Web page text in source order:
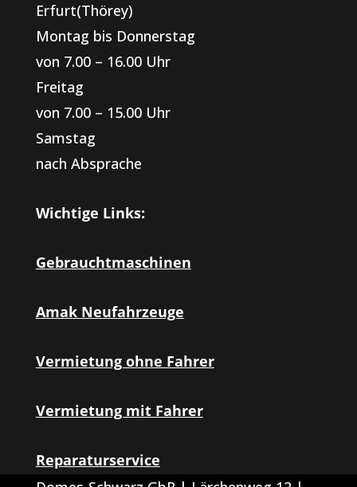
Erfurt(Thörey)
Montag bis Donnerstag
von 7.00 – 16.00 Uhr
Freitag
von 7.00 – 15.00 Uhr
Samstag
nach Absprache
Wichtige Links:
Gebrauchtmaschinen
Amak Neufahrzeuge
Vermietung ohne Fahrer
Vermietung mit Fahrer
Reparaturservice